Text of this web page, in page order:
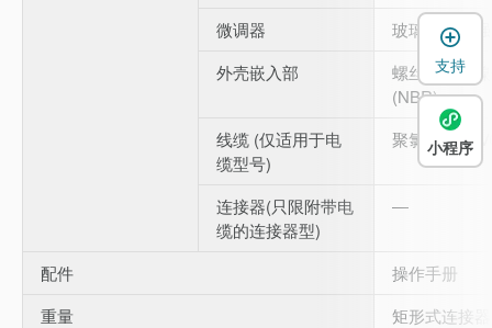
微调器
玻璃纤维增
外壳嵌入部
螺丝：铁镀
(NBR)
线缆 (仅适用于电
缆型号)
聚氯乙烯
连接器(只限附带电
缆的连接器型)
―
配件
操作手册
重量
矩形式连接
支持
小程序